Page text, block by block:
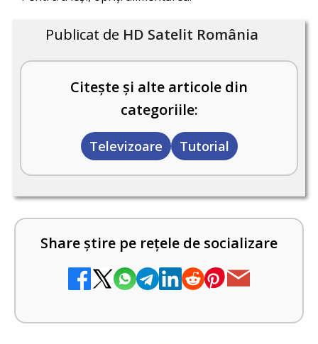
Publicat de HD Satelit România
Citește și alte articole din
categoriile:
Televizoare Tutorial
Share știre pe rețele de socializare